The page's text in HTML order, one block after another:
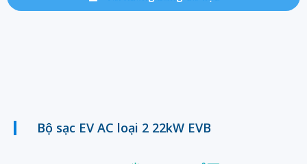
Bộ sạc EV AC loại 2 22kW EVB